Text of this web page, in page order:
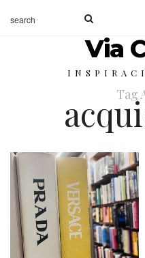
Via
Tag